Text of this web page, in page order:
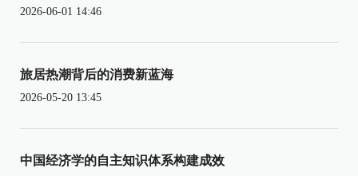
2026-06-01 14:46
旅居热潮背后的消费新蓝海
2026-05-20 13:45
中国经济学的自主知识体系构建成效